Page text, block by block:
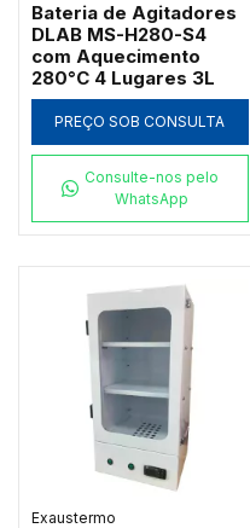
Bateria de Agitadores
DLAB MS-H280-S4
com Aquecimento
280°C 4 Lugares 3L
PREÇO SOB CONSULTA
Consulte-nos pelo
WhatsApp
Exaustermo